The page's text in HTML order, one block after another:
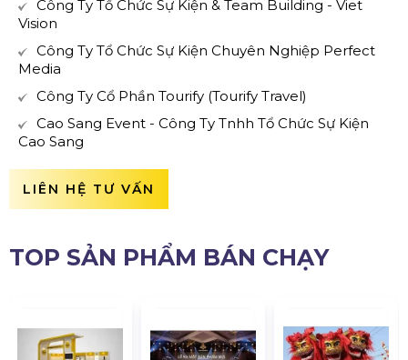
Công Ty Tổ Chức Sự Kiện & Team Building - Viet
Vision
Công Ty Tổ Chức Sự Kiện Chuyên Nghiệp Perfect
Media
Công Ty Cổ Phần Tourify (Tourify Travel)
Cao Sang Event - Công Ty Tnhh Tổ Chức Sự Kiện
Cao Sang
LIÊN HỆ TƯ VẤN
TOP SẢN PHẨM BÁN CHẠY